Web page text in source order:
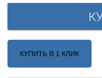
КУПИТЬ В 1 КЛИК